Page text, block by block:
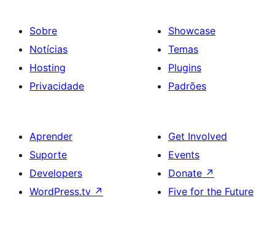
Sobre
Notícias
Hosting
Privacidade
Showcase
Temas
Plugins
Padrões
Aprender
Suporte
Developers
WordPress.tv ↗
Get Involved
Events
Donate ↗
Five for the Future